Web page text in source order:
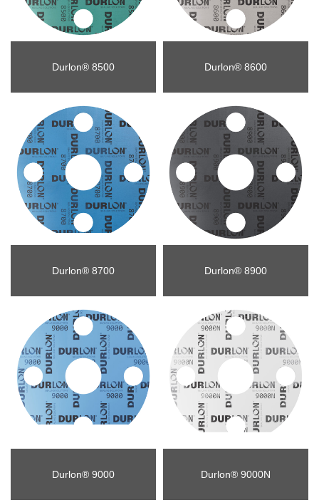
Durlon® 8500 Durlon® 8600
Durlon® 8700 Durlon® 8900
Durlon® 9000 Durlon® 9000N